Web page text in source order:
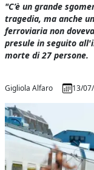
"C’è un grande
tragedia, ma anche
ferroviaria non
presule in seguito
morte di 27 persone.
Gigliola Alfaro 13/